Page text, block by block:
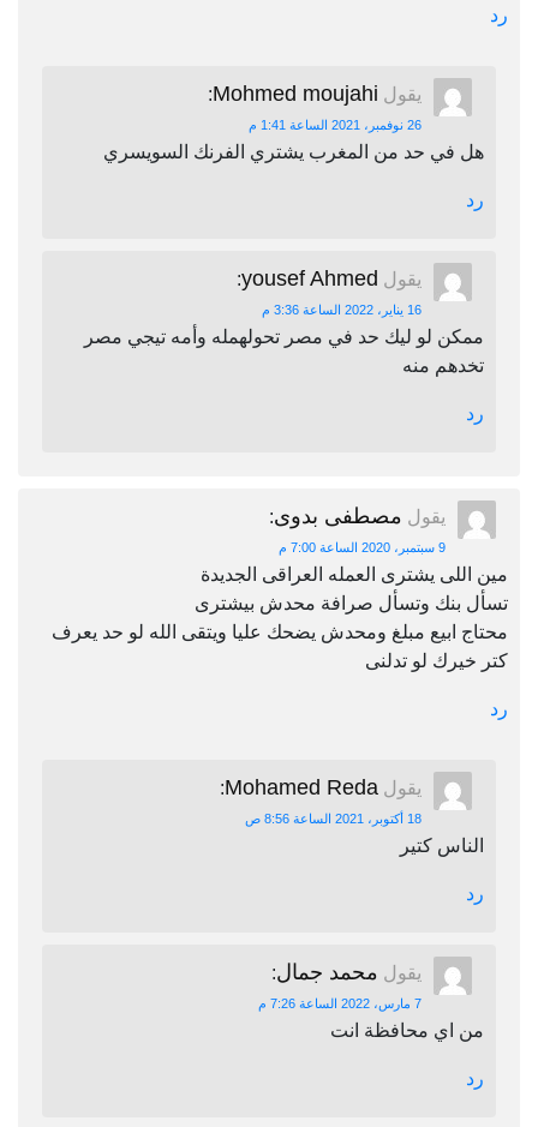
رد
يقول Mohmed moujahi
:
26 نوفمبر، 2021 الساعة 1:41 م
هل في حد من المغرب يشتري الفرنك السويسري
رد
يقول yousef Ahmed
:
16 يناير، 2022 الساعة 3:36 م
ممكن لو ليك حد في مصر تحولهمله وأمه تيجي مصر
تخدهم منه
رد
يقول مصطفى بدوى:
9 سبتمبر، 2020 الساعة 7:00 م
مين اللى يشترى العمله العراقى الجديدة
تسأل بنك وتسأل صرافة محدش بيشترى
محتاج ابيع مبلغ ومحدش يضحك عليا ويتقى الله لو حد يعرف
كتر خيرك لو تدلنى
رد
يقول Mohamed Reda
:
18 أكتوبر، 2021 الساعة 8:56 ص
الناس كتير
رد
يقول محمد جمال:
7 مارس، 2022 الساعة 7:26 م
من اي محافظة انت
رد